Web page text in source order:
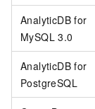
AnalyticDB for
MySQL 3.0
AnalyticDB for
PostgreSQL